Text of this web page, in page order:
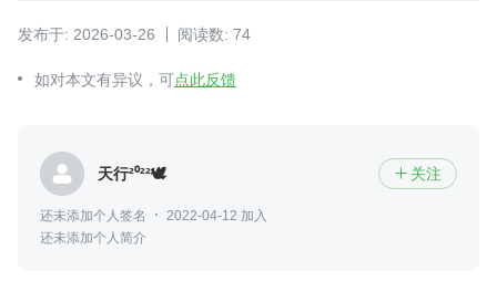
发布于: 2026-03-26 阅读数: 74
如对本文有异议，可点此反馈
天行²⁰²²🕊  关注
还未添加个人签名
2022-04-12 加入
还未添加个人简介